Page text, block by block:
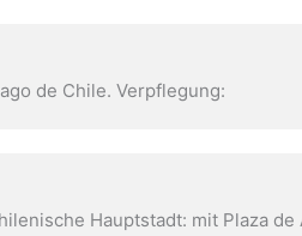
de Chile. Verpflegung:
Hauptstadt: mit Plaza de